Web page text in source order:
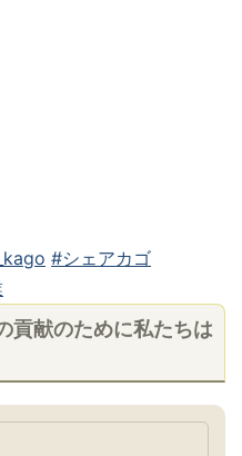
#シェアカゴ
貢献のために私たちは